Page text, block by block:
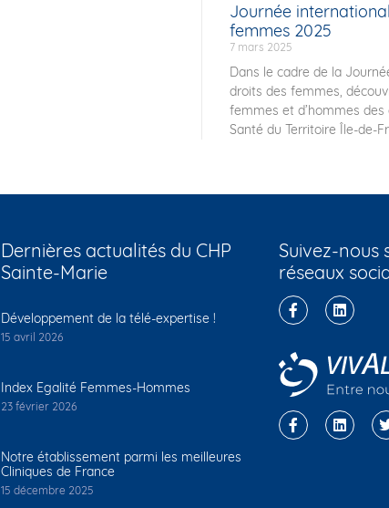
Journée
femmes 2025
7 mars 2025
Dans le cadre de la
droits des femmes,
femmes et d’hommes
Santé du Territoire Île-de-
Dernières actualités du CHP
Sainte-Marie
Développement de la télé-expertise !
15 avril 2026
Index Egalité Femmes-Hommes
23 février 2026
Notre établissement parmi les meilleures
Cliniques de France
15 décembre 2025
Suivez-nous
réseaux